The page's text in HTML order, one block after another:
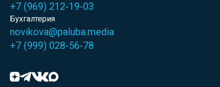
+7 (969) 212-19-03
Бухгалтерия
novikova@paluba.media
+7 (999) 028-56-78